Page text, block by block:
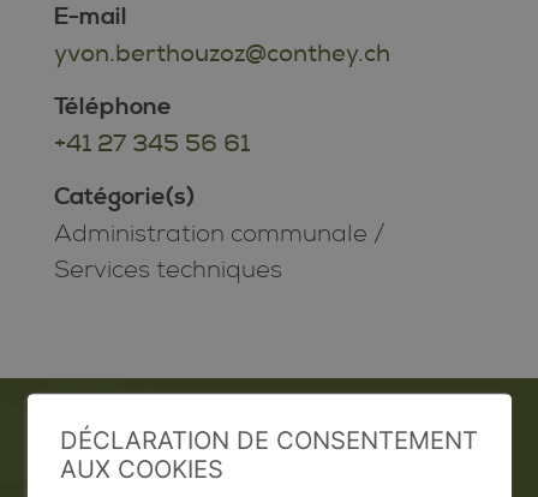
E-mail
yvon.berthouzoz@conthey.ch
Téléphone
+41 27 345 56 61
Catégorie(s)
Administration communale /
Services techniques
Emploi
DÉCLARATION DE CONSENTEMENT
AUX COOKIES